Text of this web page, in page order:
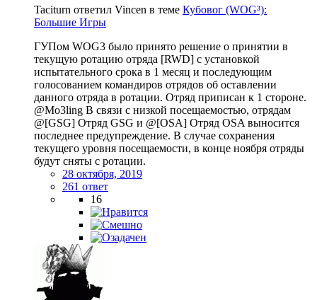
Taciturn ответил Vincen в теме Кубовог (WOG³):
Большие Игры
ГУПом WOG3 было принято решение о принятии в
текущую ротацию отряда [RWD] с установкой
испытательного срока в 1 месяц и последующим
голосованием командиров отрядов об оставлении
данного отряда в ротации. Отряд приписан к 1 стороне.
@Mo3ling В связи с низкой посещаемостью, отрядам
@[GSG] Отряд GSG и @[OSA] Отряд OSA выносится
последнее предупреждение. В случае сохранения
текущего уровня посещаемости, в конце ноября отряды
будут сняты с ротации.
28 октября, 2019
261 ответ
16